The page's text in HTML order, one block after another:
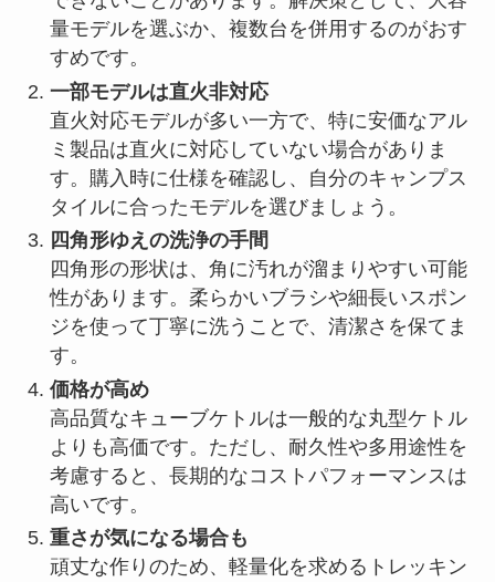
量モデルを選ぶか、複数台を併用するのがおす
すめです。
一部モデルは直火非対応
直火対応モデルが多い一方で、特に安価なアル
ミ製品は直火に対応していない場合がありま
す。購入時に仕様を確認し、自分のキャンプス
タイルに合ったモデルを選びましょう。
四角形ゆえの洗浄の手間
四角形の形状は、角に汚れが溜まりやすい可能
性があります。柔らかいブラシや細長いスポン
ジを使って丁寧に洗うことで、清潔さを保てま
す。
価格が高め
高品質なキューブケトルは一般的な丸型ケトル
よりも高価です。ただし、耐久性や多用途性を
考慮すると、長期的なコストパフォーマンスは
高いです。
重さが気になる場合も
頑丈な作りのため、軽量化を求めるトレッキン